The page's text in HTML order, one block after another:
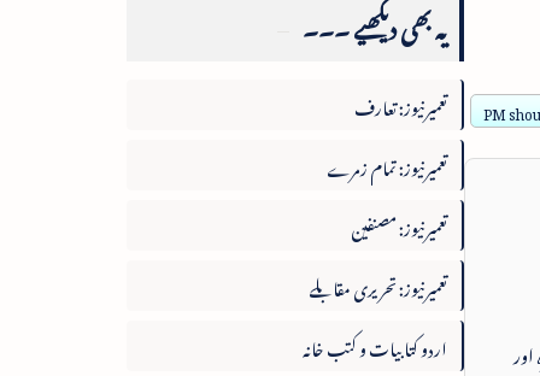
PM
یہ بھی دیکھیے ۔۔۔
تعمیرنیوز: تعارف
تعمیرنیوز: تمام زمرے
تعمیرنیوز: مصنفین
تعمیرنیوز: تحریری مقابلے
اردو کتابیات و کتب خانہ